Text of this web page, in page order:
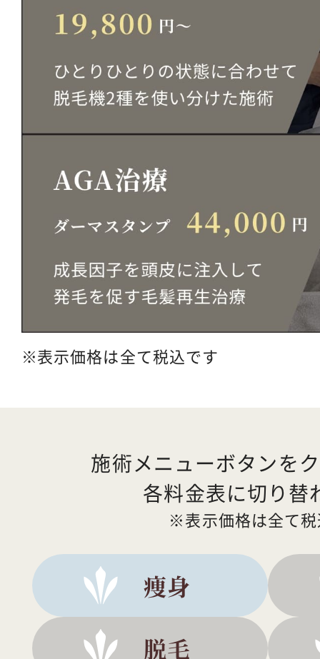
表示価格は全て税込です
施術メニューボタンを
各料金表に切り替
表示価格は全て
痩身
脱毛